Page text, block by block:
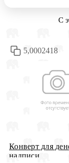
С
5,0002418
Конверт для
надписи...